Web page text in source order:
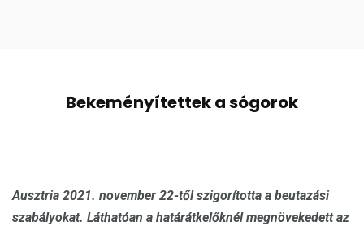
Bekeményítettek a sógorok
Ausztria 2021. november 22-től szigorította a beutazási
szabályokat. Láthatóan a határátkelőknél megnövekedett az